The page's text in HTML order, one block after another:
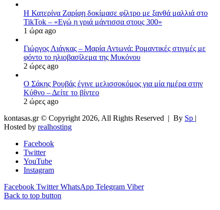
Η Κατερίνα Ζαρίφη δοκίμασε φίλτρο με ξανθά μαλλιά στο
TikTok – «Εγώ η γριά μάντισσα στους 300»
1 ώρα ago
Γιώργος Λιάγκας – Μαρία Αντωνά: Ρομαντικές στιγμές με
φόντο το ηλιοβασίλεμα της Μυκόνου
2 ώρες ago
Ο Σάκης Ρουβάς έγινε μελισσοκόμος για μία ημέρα στην
Κύθνο – Δείτε το βίντεο
2 ώρες ago
kontasas.gr © Copyright 2026, All Rights Reserved | By Sp |
Hosted by realhosting
Facebook
Twitter
YouTube
Instagram
Facebook Twitter WhatsApp Telegram Viber
Back to top button